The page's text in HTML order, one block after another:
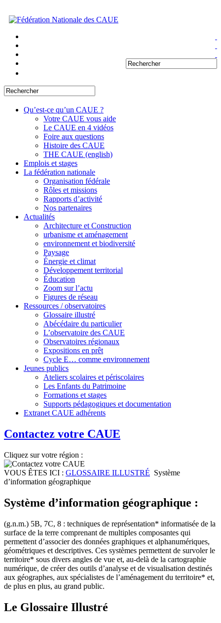
Qu’est-ce qu’un CAUE ?
Votre CAUE vous aide
Le CAUE en 4 vidéos
Foire aux questions
Histoire des CAUE
THE CAUE (english)
Emplois et stages
La fédération nationale
Organisation fédérale
Rôles et missions
Rapports d’activité
Nos partenaires
Actualités
Architecture et Construction
urbanisme et aménagement
environnement et biodiversité
Paysage
Énergie et climat
Développement territorial
Éducation
Zoom sur l’actu
Figures de réseau
Ressources / observatoires
Glossaire illustré
Abécédaire du particulier
L’observatoire des CAUE
Observatoires régionaux
Expositions en prêt
Cycle E… comme environnement
Jeunes publics
Ateliers scolaires et périscolaires
Les Enfants du Patrimoine
Formations et stages
Supports pédagogiques et documentation
Extranet CAUE adhérents
Contactez votre CAUE
Cliquez sur votre région :
VOUS ÊTES ICI : GLOSSAIRE ILLUSTRÉ Système
d’information géographique
Système d’information géographique :
(g.n.m.) 5B, 7C, 8 : techniques de représentation* informatisée de la
surface de la terre comprenant de multiples composantes qui
permettent d’associer des données graphiques et alphanumériques,
géométriques et descriptives. Ces systèmes permettent de survoler le
territoire* sous divers angles de vue et, au-delà de la cartographie
numérique, de créer des outils d’analyse et de visualisation destinés
aux géographes, aux spécialistes de l’aménagement du territoire* et,
de plus en plus, au grand public.
Le Glossaire Illustré